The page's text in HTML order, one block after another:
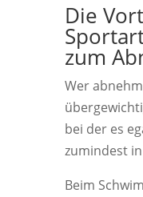
Die
zum
Wer
bei der es
zumindest
Beim